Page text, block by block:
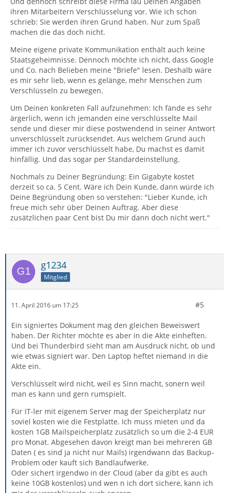
ihren Mitarbeitern Verschlüsselung vor. Wie ich schon
schrieb: Sie werden ihren Grund haben. Nur zum Spaß
machen die das doch nicht.
Meine eigene private Kommunikation enthält auch keine
Staatsgeheimnisse. Dennoch möchte ich nicht, dass Google
und Co. nach Belieben meine "Briefe" lesen. Deshalb wäre
es mir sehr lieb, wenn es gelänge, mehr Menschen zum
Verschlüsseln zu bewegen.
Um Deinen konkreten Fall aufzunehmen: Ich fände es sehr
ärgerlich, wenn ich jemanden eine verschlüsselte Mail
sende und dieser mir diese postwendend in seiner Antwort
unverschlüsselt zurücksendet. Aus welchem Grund auch
immer ich zuvor verschlüsselt habe, Du machst es damit
hinfällig. Und das sogar per Standardeinstellung.
Nochmals zu Deiner Begründung: Ein Gigabyte kostet
derzeit so ca. 5 Cent. Wäre ich Dein Kunde, dann würde ich
Deine Begründung oben so verstehen: "Lieber Kunde, ich
freue mich sehr über Deinen Auftrag. Aber diese
zusätzlichen paar Cent bist Du mir dann doch nicht wert."
g1234
Mitglied
11. April 2016 um 17:25 #5
Ein signiertes Dokument mag den gleichen Beweiswert
haben. Der Richter möchte es aber in die Akte einheften.
Und bei Thunderbird sieht man am Ausdruck nicht, ob und
wie etwas signiert war. Den Laptop heftet niemand in die
Akte ein.
Verschlüsselt wird nicht, weil es Sinn macht, sonern weil
man es kann und gern rumspielt.
Für IT-ler mit eigenem Server mag der Speicherplatz nur
soviel kosten wie die Festplatte. Ich muss mieten und da
kosten 1GB Mailspeicherplatz zusätzlich so um die 2-4 EUR
pro Monat. Abgesehen davon kreigt man bei mehreren GB
Daten ( es sind ja nicht nur Mails) irgendwann das Backup-
Problem oder kauft sich Bandlaufwerke.
Oder sichert irgendwo in der Cloud (aber da gibt es auch
keine 10GB kostenlos) und wen n ich dort sichere, kann ich